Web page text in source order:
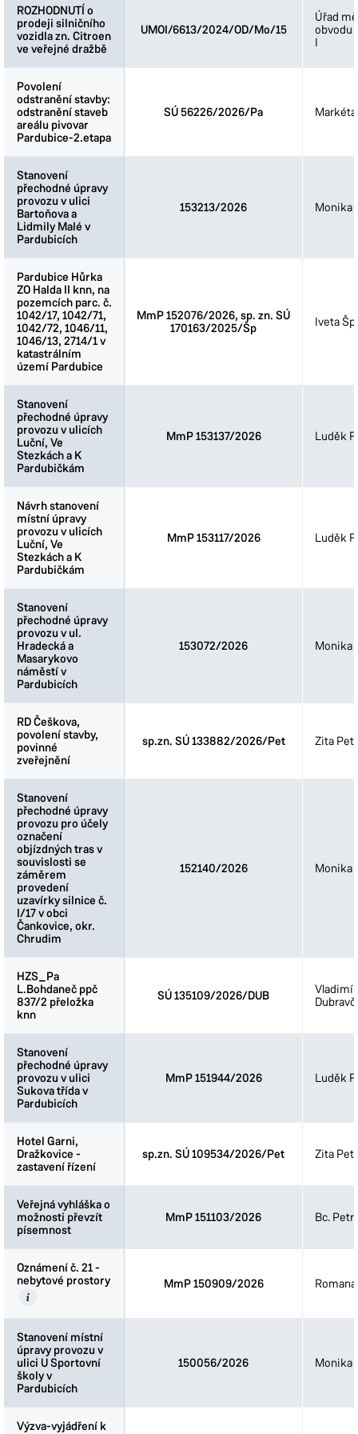
ROZHODNUTÍ o
prodeji silničního
vozidla zn. Citroen
ve veřejné dražbě
UMOI/6613/2024/OD/Mo/15
Úřad
obvodu
I
Povolení
odstranění stavby:
odstranění staveb
areálu pivovar
Pardubice-2.etapa
SÚ 56226/2026/Pa
Stanovení
přechodné úpravy
provozu v ulici
Bartoňova a
Lidmily Malé v
Pardubicích
153213/2026 Monika
Pardubice Hůrka
ZO Halda II knn, na
pozemcích parc. č.
1042/17, 1042/71,
1042/72, 1046/11,
1046/13, 2714/1 v
katastrálním
území Pardubice
MmP 152076/2026, sp. zn. SÚ
170163/2025/Šp
Iveta
Stanovení
přechodné úpravy
provozu v ulicích
Luční, Ve
Stezkách a K
Pardubičkám
MmP 153137/2026 Luděk
Návrh stanovení
místní úpravy
provozu v ulicích
Luční, Ve
Stezkách a K
Pardubičkám
MmP 153117/2026 Luděk
Stanovení
přechodné úpravy
provozu v ul.
Hradecká a
Masarykovo
náměstí v
Pardubicích
153072/2026 Monika
RD Češkova,
povolení stavby,
povinné
zveřejnění
sp.zn. SÚ 133882/2026/Pet Zita
Stanovení
přechodné úpravy
provozu pro účely
označení
objízdných tras v
souvislosti se
záměrem
provedení
uzavírky silnice č.
I/17 v obci
Čankovice, okr.
Chrudim
152140/2026 Monika
HZS_Pa
L.Bohdaneč ppč
837/2 přeložka
knn
SÚ 135109/2026/DUB
Stanovení
přechodné úpravy
provozu v ulici
Sukova třída v
Pardubicích
MmP 151944/2026 Luděk
Hotel Garni,
Dražkovice -
zastavení řízení
sp.zn. SÚ 109534/2026/Pet Zita
Veřejná vyhláška o
možnosti převzít
písemnost
MmP 151103/2026 Bc.
Oznámení č. 21 -
nebytové prostory
MmP 150909/2026
Stanovení místní
úpravy provozu v
ulici U Sportovní
školy v
Pardubicích
150056/2026 Monika
Výzva-vyjádření k
ROZHODNUTÍ o
prodeji silničního
vozidla zn. Citroen
ve veřejné dražbě
Povolení
odstranění stavby:
odstranění staveb
areálu pivovar
Pardubice-2.etapa
Stanovení
přechodné úpravy
provozu v ulici
Bartoňova a
Lidmily Malé v
Pardubicích
Pardubice Hůrka
ZO Halda II knn, na
pozemcích parc. č.
1042/17, 1042/71,
1042/72, 1046/11,
1046/13, 2714/1 v
katastrálním
území Pardubice
Stanovení
přechodné úpravy
provozu v ulicích
Luční, Ve
Stezkách a K
Pardubičkám
Návrh stanovení
místní úpravy
provozu v ulicích
Luční, Ve
Stezkách a K
Pardubičkám
Stanovení
přechodné úpravy
provozu v ul.
Hradecká a
Masarykovo
náměstí v
Pardubicích
RD Češkova,
povolení stavby,
povinné
zveřejnění
Stanovení
přechodné úpravy
provozu pro účely
označení
objízdných tras v
souvislosti se
záměrem
provedení
uzavírky silnice č.
I/17 v obci
Čankovice, okr.
Chrudim
HZS_Pa
L.Bohdaneč ppč
837/2 přeložka
knn
Stanovení
přechodné úpravy
provozu v ulici
Sukova třída v
Pardubicích
Hotel Garni,
Dražkovice -
zastavení řízení
Veřejná vyhláška o
možnosti převzít
písemnost
Oznámení č. 21 -
nebytové prostory
Stanovení místní
úpravy provozu v
ulici U Sportovní
školy v
Pardubicích
Výzva-vyjádření k